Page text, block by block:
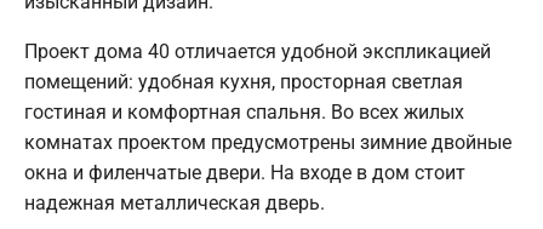
Проект дома 40 отличается удобной экспликацией
помещений: удобная кухня, просторная светлая
гостиная и комфортная спальня. Во всех жилых
комнатах проектом предусмотрены зимние двойные
окна и филенчатые двери. На входе в дом стоит
надежная металлическая дверь.